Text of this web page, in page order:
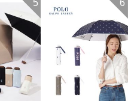
5
送料無料
WOMEN
6